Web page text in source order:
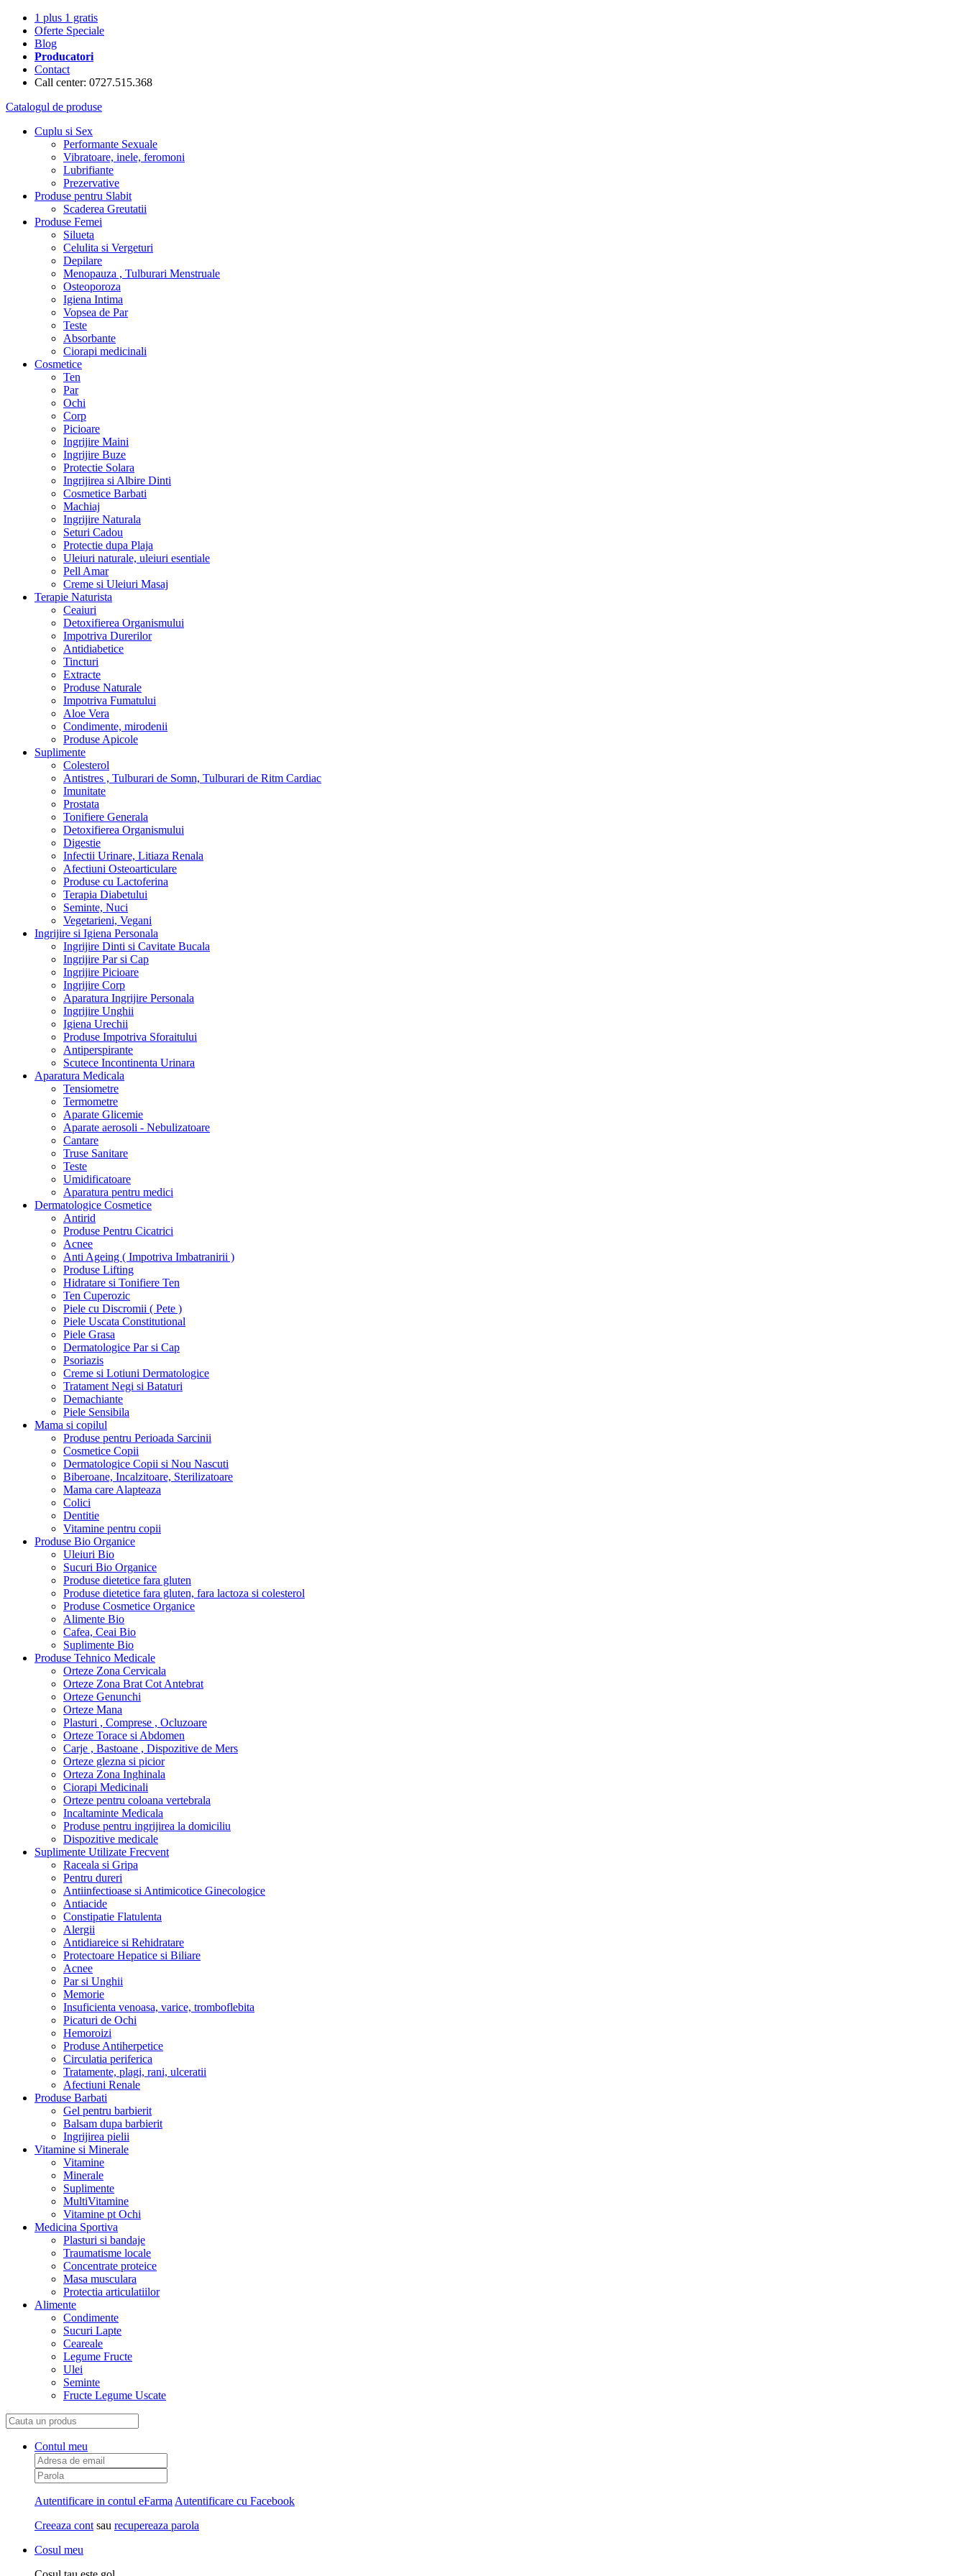
1 plus 1 gratis
Oferte Speciale
Blog
Producatori
Contact
Call center: 0727.515.368
Catalogul de produse
Cuplu si Sex
Performante Sexuale
Vibratoare, inele, feromoni
Lubrifiante
Prezervative
Produse pentru Slabit
Scaderea Greutatii
Produse Femei
Silueta
Celulita si Vergeturi
Depilare
Menopauza , Tulburari Menstruale
Osteoporoza
Igiena Intima
Vopsea de Par
Teste
Absorbante
Ciorapi medicinali
Cosmetice
Ten
Par
Ochi
Corp
Picioare
Ingrijire Maini
Ingrijire Buze
Protectie Solara
Ingrijirea si Albire Dinti
Cosmetice Barbati
Machiaj
Ingrijire Naturala
Seturi Cadou
Protectie dupa Plaja
Uleiuri naturale, uleiuri esentiale
Pell Amar
Creme si Uleiuri Masaj
Terapie Naturista
Ceaiuri
Detoxifierea Organismului
Impotriva Durerilor
Antidiabetice
Tincturi
Extracte
Produse Naturale
Impotriva Fumatului
Aloe Vera
Condimente, mirodenii
Produse Apicole
Suplimente
Colesterol
Antistres , Tulburari de Somn, Tulburari de Ritm Cardiac
Imunitate
Prostata
Tonifiere Generala
Detoxifierea Organismului
Digestie
Infectii Urinare, Litiaza Renala
Afectiuni Osteoarticulare
Produse cu Lactoferina
Terapia Diabetului
Seminte, Nuci
Vegetarieni, Vegani
Ingrijire si Igiena Personala
Ingrijire Dinti si Cavitate Bucala
Ingrijire Par si Cap
Ingrijire Picioare
Ingrijire Corp
Aparatura Ingrijire Personala
Ingrijire Unghii
Igiena Urechii
Produse Impotriva Sforaitului
Antiperspirante
Scutece Incontinenta Urinara
Aparatura Medicala
Tensiometre
Termometre
Aparate Glicemie
Aparate aerosoli - Nebulizatoare
Cantare
Truse Sanitare
Teste
Umidificatoare
Aparatura pentru medici
Dermatologice Cosmetice
Antirid
Produse Pentru Cicatrici
Acnee
Anti Ageing ( Impotriva Imbatranirii )
Produse Lifting
Hidratare si Tonifiere Ten
Ten Cuperozic
Piele cu Discromii ( Pete )
Piele Uscata Constitutional
Piele Grasa
Dermatologice Par si Cap
Psoriazis
Creme si Lotiuni Dermatologice
Tratament Negi si Bataturi
Demachiante
Piele Sensibila
Mama si copilul
Produse pentru Perioada Sarcinii
Cosmetice Copii
Dermatologice Copii si Nou Nascuti
Biberoane, Incalzitoare, Sterilizatoare
Mama care Alapteaza
Colici
Dentitie
Vitamine pentru copii
Produse Bio Organice
Uleiuri Bio
Sucuri Bio Organice
Produse dietetice fara gluten
Produse dietetice fara gluten, fara lactoza si colesterol
Produse Cosmetice Organice
Alimente Bio
Cafea, Ceai Bio
Suplimente Bio
Produse Tehnico Medicale
Orteze Zona Cervicala
Orteze Zona Brat Cot Antebrat
Orteze Genunchi
Orteze Mana
Plasturi , Comprese , Ocluzoare
Orteze Torace si Abdomen
Carje , Bastoane , Dispozitive de Mers
Orteze glezna si picior
Orteza Zona Inghinala
Ciorapi Medicinali
Orteze pentru coloana vertebrala
Incaltaminte Medicala
Produse pentru ingrijirea la domiciliu
Dispozitive medicale
Suplimente Utilizate Frecvent
Raceala si Gripa
Pentru dureri
Antiinfectioase si Antimicotice Ginecologice
Antiacide
Constipatie Flatulenta
Alergii
Antidiareice si Rehidratare
Protectoare Hepatice si Biliare
Acnee
Par si Unghii
Memorie
Insuficienta venoasa, varice, tromboflebita
Picaturi de Ochi
Hemoroizi
Produse Antiherpetice
Circulatia periferica
Tratamente, plagi, rani, ulceratii
Afectiuni Renale
Produse Barbati
Gel pentru barbierit
Balsam dupa barbierit
Ingrijirea pielii
Vitamine si Minerale
Vitamine
Minerale
Suplimente
MultiVitamine
Vitamine pt Ochi
Medicina Sportiva
Plasturi si bandaje
Traumatisme locale
Concentrate proteice
Masa musculara
Protectia articulatiilor
Alimente
Condimente
Sucuri Lapte
Ceareale
Legume Fructe
Ulei
Seminte
Fructe Legume Uscate
Contul meu
Autentificare in contul eFarma Autentificare cu Facebook
Creeaza cont sau recupereaza parola
Cosul meu